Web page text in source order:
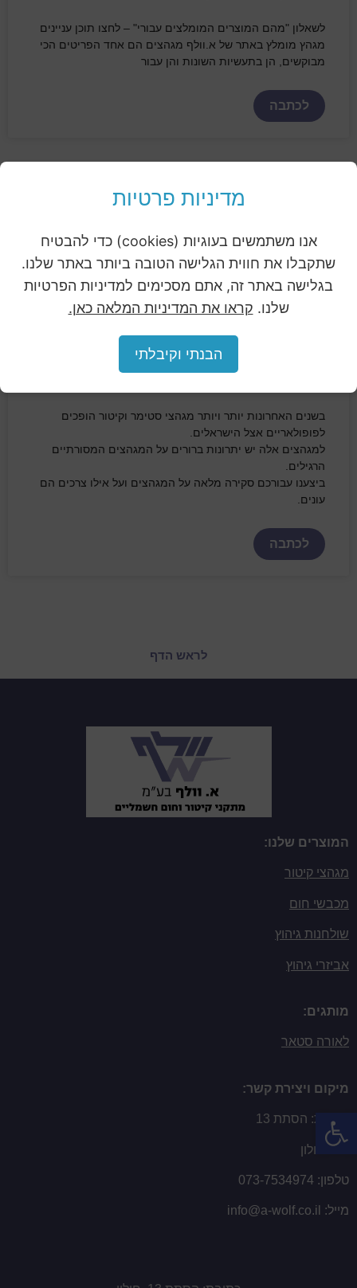
פתח סרגל נגישות
לשאלון "מהם המוצרים המומלצים עבורי" – לחצו תוכן עניינים
מגהץ מומלץ באתר של א.וולף מגהצים הם אחד הפריטים הכי
מבוקשים, הן בתעשיות השונות והן עבור
לכתבה
איך לבחור מגהץ כל מה שצריך לדעת
בשנים האחרונות יותר ויותר מגהצי סטימר וקיטור הופכים
לפופולאריים אצל הישראלים.
למגהצים אלה יש יתרונות ברורים על המגהצים המסורתיים
הרגילים.
ביצענו עבורכם סקירה מלאה על המגהצים ועל אילו צרכים הם
עונים.
לכתבה
לראש הדף
המוצרים שלנו:
מגהצי קיטור
מכבשי חום
שולחנות גיהוץ
אביזרי גיהוץ
מותגים:
לאורה סטאר
מיקום ויצירת קשר:
כתובת: הסתת 13
עיר: חולון
טלפון: 073-7534974
מייל: info@a-wolf.co.il
מדיניות פרטיות
אנו משתמשים בעוגיות (cookies) כדי להבטיח
שתקבלו את חווית הגלישה הטובה ביותר באתר שלנו.
בגלישה באתר זה, אתם מסכימים למדיניות הפרטיות
שלנו. קראו את המדיניות המלאה כאן.
הבנתי וקיבלתי